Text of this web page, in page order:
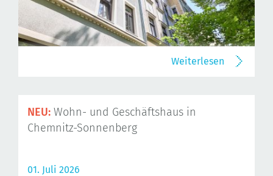
Weiterlesen
NEU: Wohn- und Geschäftshaus in
Chemnitz-Sonnenberg
01. Juli 2026